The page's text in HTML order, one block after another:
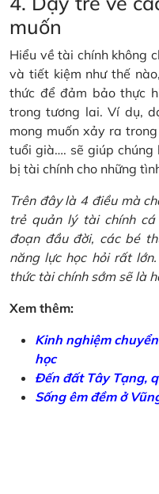
muốn
Hiểu về tài chính không
và tiết kiệm như thế
thức để đảm bảo thực
trong tương lai. Ví dụ,
mong muốn xảy ra
tuổi già…. sẽ giúp chúng
bị tài chính cho những
Trên đây là 4 điều mà
trẻ quản lý tài chính
đoạn đầu đời, các bé
năng lực học hỏi rất
thức tài chính sớm sẽ là
Xem thêm:
Kinh nghiệm
học
Đến đất Tây Tạng,
Sống êm đềm ở